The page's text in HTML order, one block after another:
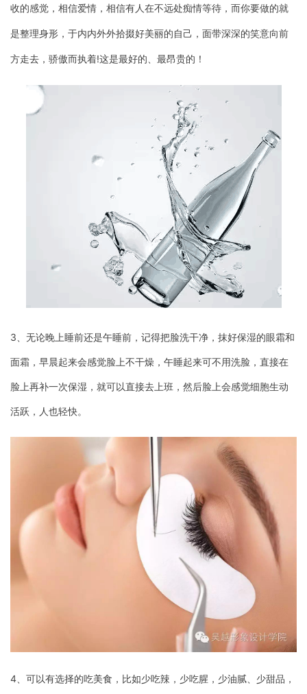
收的感觉，相信爱情，相信有人在不远处痴情等待，而你要做的就
是整理身形，于内内外外拾掇好美丽的自己，面带深深的笑意向前
方走去，骄傲而执着!这是最好的、最昂贵的！
3、无论晚上睡前还是午睡前，记得把脸洗干净，抹好保湿的眼霜和
面霜，早晨起来会感觉脸上不干燥，午睡起来可不用洗脸，直接在
脸上再补一次保湿，就可以直接去上班，然后脸上会感觉细胞生动
活跃，人也轻快。
4、可以有选择的吃美食，比如少吃辣，少吃腥，少油腻、少甜品，